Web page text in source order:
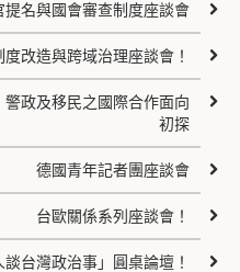
提名與國會審查制度座談會
度改造與跨域治理座談會！
政及移民之國際合作面向
初探
德國青年記者團座談會
台歐關係系列座談會！
談台灣政治事」圓桌論壇！